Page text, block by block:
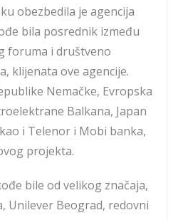
obezbedila je agencija
bila posrednik između
foruma i društveno
klijenata ove agencije.
Nemačke, Evropska
Balkana, Japan
i Telenor i Mobi banka,
projekta.
bile od velikog značaja,
Unilever Beograd, redovni